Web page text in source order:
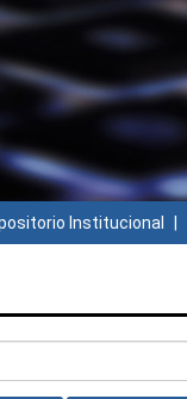
Institucional